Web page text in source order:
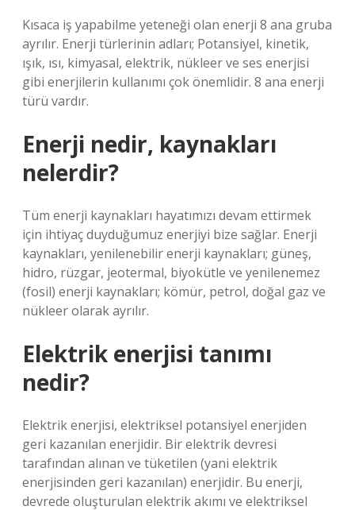
Kısaca iş yapabilme yeteneği olan enerji 8 ana gruba
ayrılır. Enerji türlerinin adları; Potansiyel, kinetik,
ışık, ısı, kimyasal, elektrik, nükleer ve ses enerjisi
gibi enerjilerin kullanımı çok önemlidir. 8 ana enerji
türü vardır.
Enerji nedir, kaynakları
nelerdir?
Tüm enerji kaynakları hayatımızı devam ettirmek
için ihtiyaç duyduğumuz enerjiyi bize sağlar. Enerji
kaynakları, yenilenebilir enerji kaynakları; güneş,
hidro, rüzgar, jeotermal, biyokütle ve yenilenemez
(fosil) enerji kaynakları; kömür, petrol, doğal gaz ve
nükleer olarak ayrılır.
Elektrik enerjisi tanımı
nedir?
Elektrik enerjisi, elektriksel potansiyel enerjiden
geri kazanılan enerjidir. Bir elektrik devresi
tarafından alınan ve tüketilen (yani elektrik
enerjisinden geri kazanılan) enerjidir. Bu enerji,
devrede oluşturulan elektrik akımı ve elektriksel